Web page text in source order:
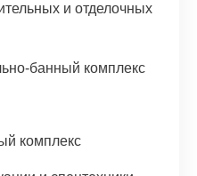
и отделочных
банный комплекс
комплекс